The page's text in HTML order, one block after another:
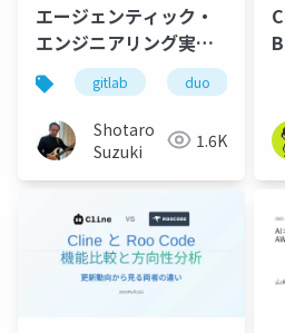
エージェンティック・
エンジニアリング実践
型ハンズオンコース on
GitLab のご紹介
gitlab duo
Shotaro
Suzuki
1.6K